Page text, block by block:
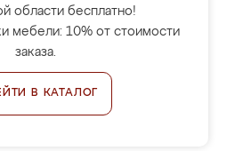
области бесплатно!
мебели: 10% от стоимости
заказа.
В КАТАЛОГ